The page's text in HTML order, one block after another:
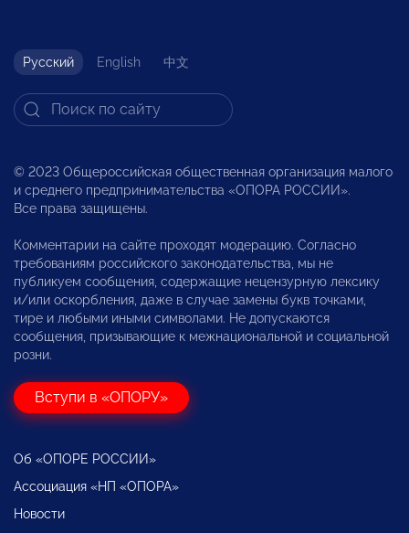
Русский English 中文
© 2023 Общероссийская общественная организация малого
и среднего предпринимательства «ОПОРА РОССИИ».
Все права защищены.
Комментарии на сайте проходят модерацию. Согласно
требованиям российского законодательства, мы не
публикуем сообщения, содержащие нецензурную лексику
и/или оскорбления, даже в случае замены букв точками,
тире и любыми иными символами. Не допускаются
сообщения, призывающие к межнациональной и социальной
розни.
Вступи в «ОПОРУ»
Об «ОПОРЕ РОССИИ»
Ассоциация «НП «ОПОРА»
Новости